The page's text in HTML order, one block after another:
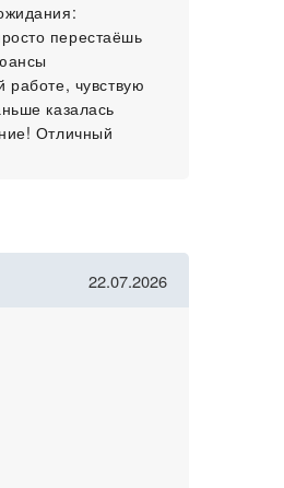
перестаёшь
чувствую
казалась
Отличный
22.07.2026